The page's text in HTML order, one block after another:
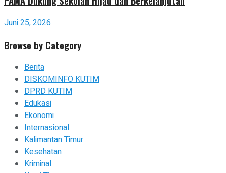
Juni 25, 2026
Browse by Category
Berita
DISKOMINFO KUTIM
DPRD KUTIM
Edukasi
Ekonomi
Internasional
Kalimantan Timur
Kesehatan
Kriminal